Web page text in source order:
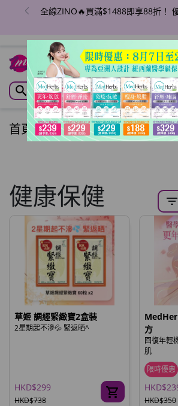
全線ZINO🔥買滿$1488即享88折！
首頁/全站商品/健康保健
健康保健 filter_list
草姬 調經緊緻寶2盒裝
2星期起不滲💦 緊返晒^
HKD$299
HKD$738
方
回復年輕
肌
限時優惠
HKD$350